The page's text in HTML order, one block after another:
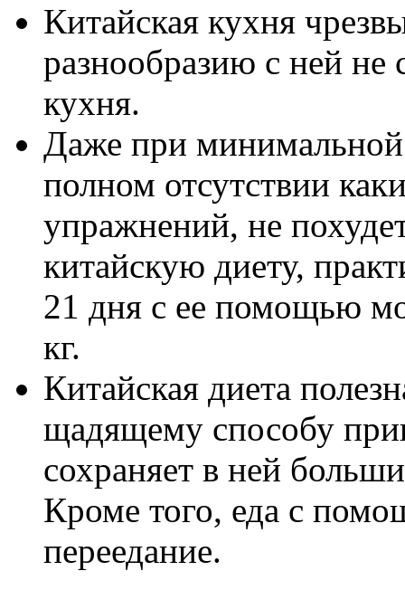
Китайская кухня
разнообразию с ней не
кухня.
Даже при минимальной
полном отсутствии
упражнений, не
китайскую диету,
21 дня с ее помощью
кг.
Китайская диета
щадящему способу
сохраняет в ней
Кроме того, еда с
переедание.